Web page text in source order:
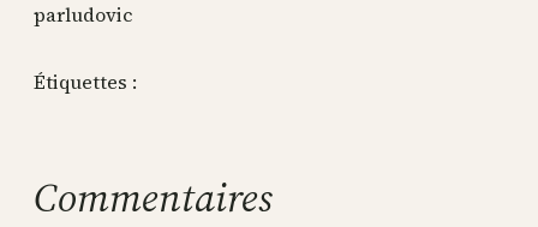
parludovic
Étiquettes :
Commentaires